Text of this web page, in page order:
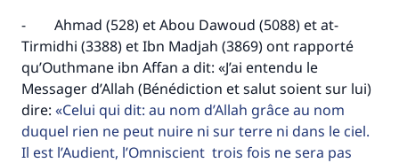
- Ahmad (528) et Abou Dawoud (5088) et at-
Tirmidhi (3388) et Ibn Madjah (3869) ont rapporté
qu’Outhmane ibn Affan a dit: «J’ai entendu le
Messager d’Allah (Bénédiction et salut soient sur lui)
dire:
Celui qui dit: au nom d’Allah grâce au nom
duquel rien ne peut nuire ni sur terre ni dans le ciel.
Il est l’Audient, l’Omniscient trois fois ne sera pas